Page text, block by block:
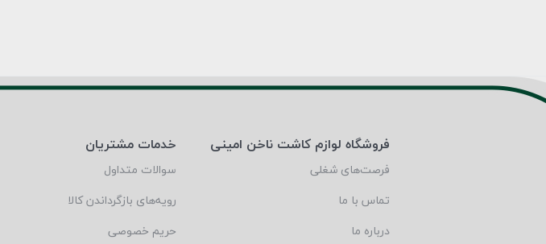
فروشگاه لوازم کاشت ناخن امینی
فرصت‌های شغلی
تماس با ما
درباره ما
خدمات مشتریان
سوالات متداول
رویه‌های بازگرداندن کالا
حریم خصوصی